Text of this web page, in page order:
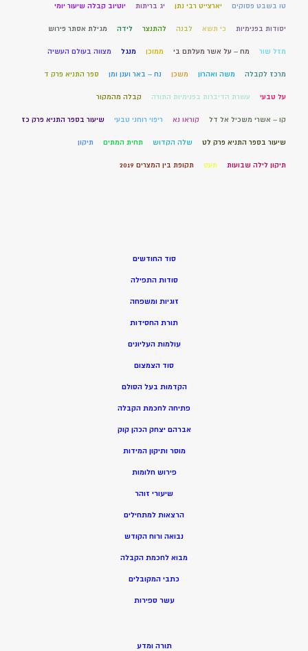
טו בשבט פסוקים יארצייט רבי נתן יג בריתות יוטיוב קבלה שיעור יומי
יסודות בפנימיות כי תשא לבנה להתנצר לידה מגילת אסתר פירוש
מזל שור מח – על אשר מעלתם בי ממוכן מנגל מצווה בעולם העשיה
מרכז לקבלה משה ואהרון משכן נח – באר וענן ומן ספר התניא פרק ד
על טבעי עשרת הדיברות בפנימיות התורה קבלה מהמקור
קו – אשרי משכיל אל דל קוראו נא ריפוי רוחני טבעי שיעור בספר התניא פרק כז
שיעור בספר התניא פרק לט שלה הקדוש תחית המתים תיקון
תיקון לילה שבועות תעס תקופת בין המצרים 2019
סוד החודשים
סודות התפילה
זוגיות ומשפחה
תורת החסידות
עולמות העליונים
סוד הצמצום
הקדמות בעל הסולם
פתיחה לחכמת הקבלה
אברהם יצחק הכהן קוק
מוסר ותיקון המידות
פירוש חלומות
שיעורי זוהר
הרצאות למתחילים
נבואה ורוח הקודש
מבוא לחכמת הקבלה
כתבי המקובלים
עשר ספירות
תורה ומדע